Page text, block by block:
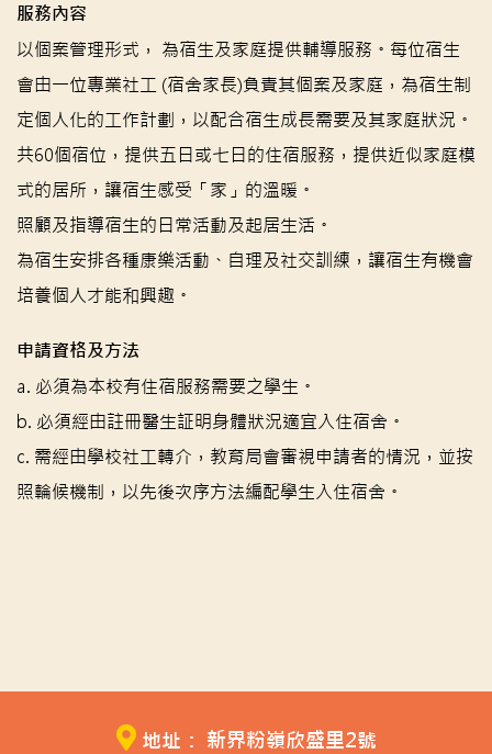
服務內容
以個案管理形式， 為宿生及家庭提供輔導服務。每位宿生
會由一位專業社工 (宿舍家長)負責其個案及家庭，為宿生制
定個人化的工作計劃，以配合宿生成長需要及其家庭狀況。
共60個宿位，提供五日或七日的住宿服務，提供近似家庭模
式的居所，讓宿生感受「家」的溫暖。
照顧及指導宿生的日常活動及起居生活。
為宿生安排各種康樂活動、自理及社交訓練，讓宿生有機會
培養個人才能和興趣。
申請資格及方法
a. 必須為本校有住宿服務需要之學生。
b. 必須經由註冊醫生証明身體狀況適宜入住宿舍。
c. 需經由學校社工轉介，教育局會審視申請者的情況，並按
照輪候機制，以先後次序方法編配學生入住宿舍。
地址： 新界粉嶺欣盛里2號